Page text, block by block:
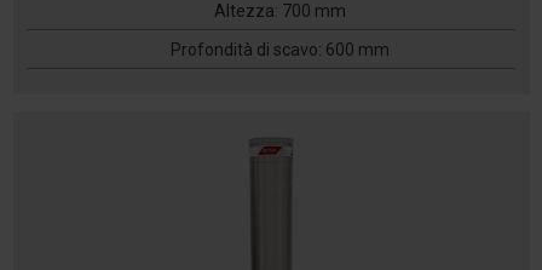
Altezza: 700 mm
Profondità di scavo: 600 mm